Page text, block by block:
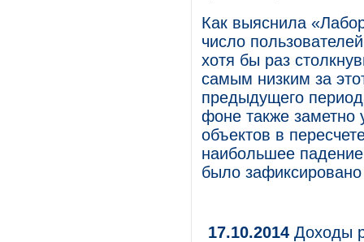
Как выяснила
число
хотя бы раз
самым низким за
предыдущего
фоне также заметно
объектов в
наибольшее
было
17.10.2014 Доходы